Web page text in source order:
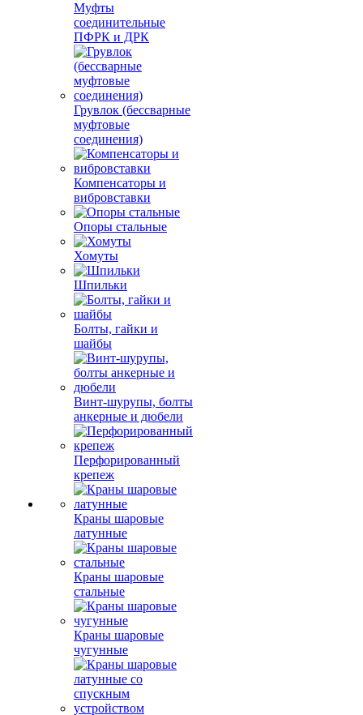
Муфты
соединительные
ПФРК и ДРК
Грувлок (бессварные
муфтовые
соединения)
Компенсаторы и
вибровставки
Опоры стальные
Хомуты
Шпильки
Болты, гайки и
шайбы
Винт-шурупы, болты
анкерные и дюбели
Перфорированный
крепеж
Краны шаровые
латунные
Краны шаровые
стальные
Краны шаровые
чугунные